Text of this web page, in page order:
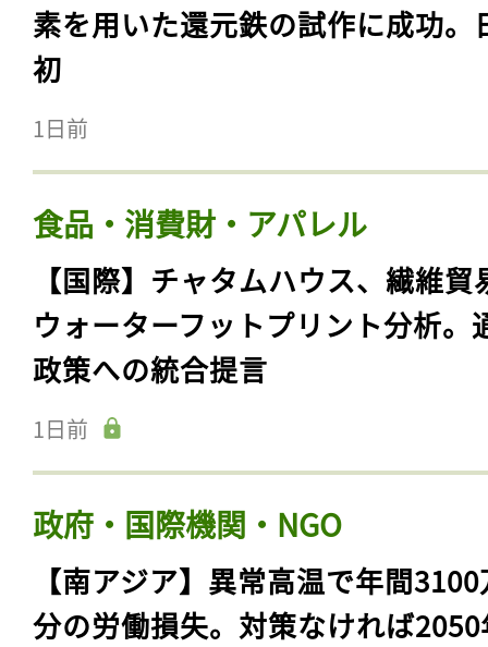
素を用いた還元鉄の試作に成功。
初
1日前
食品・消費財・アパレル
【国際】チャタムハウス、繊維貿
ウォーターフットプリント分析。
政策への統合提言
1日前
政府・国際機関・NGO
【南アジア】異常高温で年間
分の労働損失。対策なければ